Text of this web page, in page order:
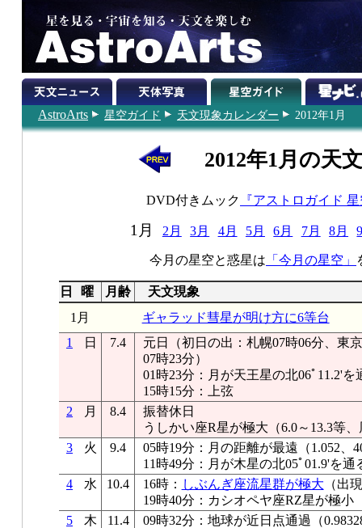
AstroArts 星空ガイド 天文現象カレンダー 2012年1月
2012年1月の天
DVD付きムック 『アストロガイド
1月 2月 3月 4月 5月 6月 7月 8月
今月の星空と惑星は 「今月の星空」
日 曜 月齢
天文現象
1月
ギャラッド彗星が明け方に6等台
1
日 7.4
元日（初日の出：札幌07時06分、東
07時23分）
01時23分：月が天王星の北06ﾟ11.2'を
15時15分：上弦
2
月 8.4
振替休日
うしかい座R星が極大（6.0～13.3等
3
火 9.4
05時19分：月の距離が最遠（1.052、
11時49分：月が木星の北05ﾟ01.9'を通
4
水 10.4 16時： しぶんぎ座流星群が極大 （出
19時40分：カシオペヤ座RZ星が極小
5
木 11.4
09時32分：地球が近日点通過（